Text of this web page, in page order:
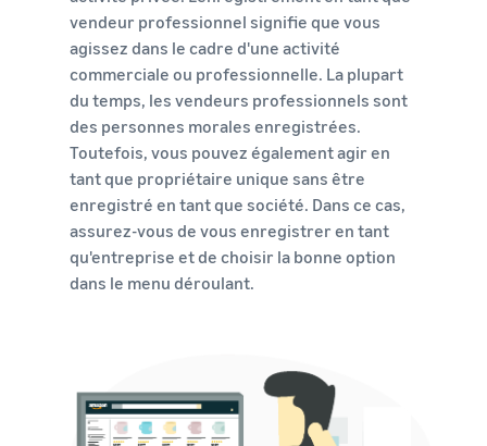
vendeur professionnel signifie que vous
agissez dans le cadre d'une activité
commerciale ou professionnelle. La plupart
du temps, les vendeurs professionnels sont
des personnes morales enregistrées.
Toutefois, vous pouvez également agir en
tant que propriétaire unique sans être
enregistré en tant que société. Dans ce cas,
assurez-vous de vous enregistrer en tant
qu'entreprise et de choisir la bonne option
dans le menu déroulant.